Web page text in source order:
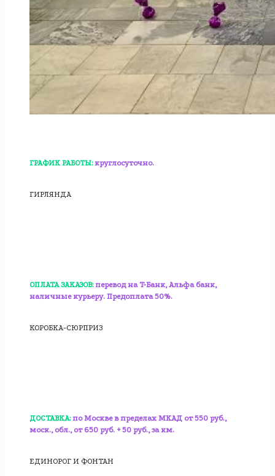
ГРАФИК РАБОТЫ: круглосуточно.
ГИРЛЯНДА
ОПЛАТА ЗАКАЗОВ: перевод на T-Банк, Альфа банк,
наличные курьеру. Предоплата 50%.
КОРОБКА-СЮРПРИЗ
ДОСТАВКА: по Москве в пределах МКАД от 550 руб.,
моск., обл., от 650 руб. + 50 руб., за км.
ЕДИНОРОГ И ФОНТАН